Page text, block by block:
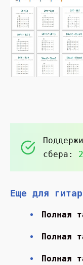
сбера:
Еще для
Полная
Полная
Полная